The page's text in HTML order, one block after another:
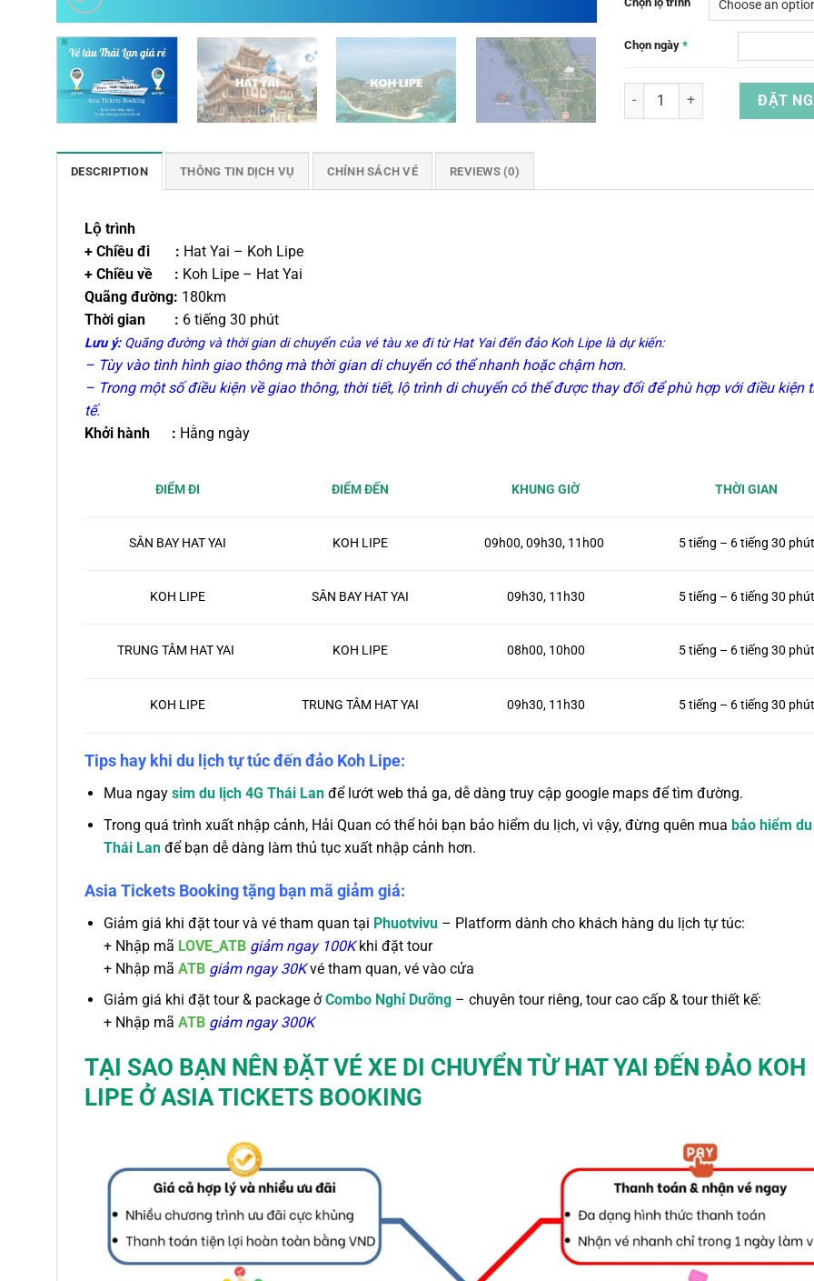
Chọn ngày *
Vé Tàu Khứ Hồi Từ Hat Yai Đến
ĐẶT
DESCRIPTION THÔNG TIN DỊCH VỤ CHÍNH SÁCH VÉ REVIEWS (0)
Lộ trình
+ Chiều đi : Hat Yai – Koh Lipe
+ Chiều về : Koh Lipe – Hat Yai
Quãng đường: 180km
Thời gian : 6 tiếng 30 phút
Lưu ý: Quãng đường và thời gian di chuyển của vé tàu xe đi từ Hat Yai đến đảo Koh Lipe là dự kiến:
– Tùy vào tình hình giao thông mà thời gian di chuyển có thể nhanh hoặc chậm hơn.
– Trong một số điều kiện về giao thông, thời tiết, lộ trình di chuyển có thể được thay đổi để phù hợp với điều kiện
tế.
Khởi hành : Hằng ngày
ĐIỂM ĐI ĐIỂM ĐẾN KHUNG GIỜ THỜI GIAN
SÂN BAY HAT YAI KOH LIPE 09h00, 09h30, 11h00 5 tiếng – 6 tiếng 30 phút
KOH LIPE SÂN BAY HAT YAI 09h30, 11h30 5 tiếng – 6 tiếng 30 phút
TRUNG TÂM HAT YAI KOH LIPE 08h00, 10h00 5 tiếng – 6 tiếng 30 phút
KOH LIPE TRUNG TÂM HAT YAI 09h30, 11h30 5 tiếng – 6 tiếng 30 phút
Tips hay khi du lịch tự túc đến đảo Koh Lipe:
Mua ngay sim du lịch 4G Thái Lanđể lướt web thả ga, dễ dàng truy cập google maps để tìm đường.
Trong quá trình xuất nhập cảnh, Hải Quan có thể hỏi bạn bảo hiểm du lịch, vì vậy, đừng quên mua bảo hiểm
Thái Lanđể bạn dễ dàng làm thủ tục xuất nhập cảnh hơn.
Asia Tickets Booking tặng bạn mã giảm giá:
Giảm giá khi đặt tour và vé tham quan tại Phuotvivu – Platform dành cho khách hàng du lịch tự túc:
+ Nhập mã LOVE_ATB giảm ngay 100Kkhi đặt tour
+ Nhập mã ATBgiảm ngay 30Kvé tham quan, vé vào cửa
Giảm giá khi đặt tour & package ở Combo Nghỉ Dưỡng– chuyên tour riêng, tour cao cấp & tour thiết kế:
+ Nhập mã ATB giảm ngay 300K
TẠI SAO BẠN NÊN ĐẶTVÉ XE DI CHUYỂN TỪ HAT YAI ĐẾN ĐẢO KOH
LIPE Ở ASIA TICKETS BOOKING